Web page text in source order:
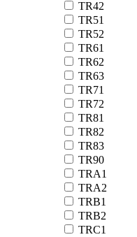
TR42
TR51
TR52
TR61
TR62
TR63
TR71
TR72
TR81
TR82
TR83
TR90
TRA1
TRA2
TRB1
TRB2
TRC1